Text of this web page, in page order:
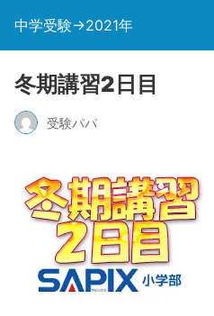
中学受験→2021年
冬期講習2日目
受験パパ